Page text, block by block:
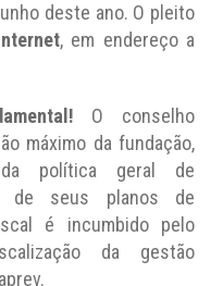
deste ano. O pleito
, em endereço a
O conselho
máximo da fundação,
da política geral de
de seus planos de
é incumbido pelo
da gestão